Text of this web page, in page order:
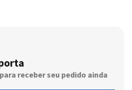
receber seu pedido ainda